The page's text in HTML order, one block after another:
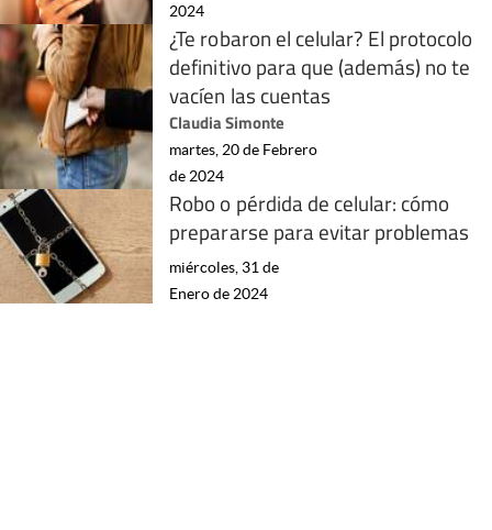
2024
¿Te robaron el celular? El protocolo
definitivo para que (además) no te
vacíen las cuentas
Claudia Simonte
martes, 20 de Febrero
de 2024
Robo o pérdida de celular: cómo
prepararse para evitar problemas
miércoles, 31 de
Enero de 2024